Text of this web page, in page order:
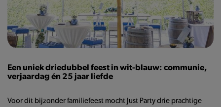
Een uniek driedubbel feest in wit-blauw: communie,
verjaardag én 25 jaar liefde
Voor dit bijzonder familiefeest mocht Just Party drie prachtige